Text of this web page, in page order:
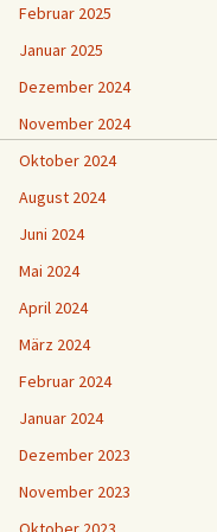
Februar 2025
Januar 2025
Dezember 2024
November 2024
Oktober 2024
August 2024
Juni 2024
Mai 2024
April 2024
März 2024
Februar 2024
Januar 2024
Dezember 2023
November 2023